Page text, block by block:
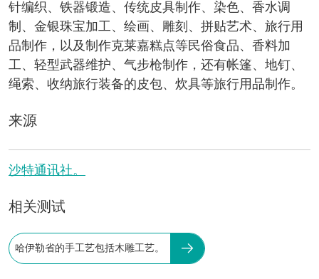
针编织、铁器锻造、传统皮具制作、染色、香水调
制、金银珠宝加工、绘画、雕刻、拼贴艺术、旅行用
品制作，以及制作克莱嘉糕点等民俗食品、香料加
工、轻型武器维护、气步枪制作，还有帐篷、地钉、
绳索、收纳旅行装备的皮包、炊具等旅行用品制作。
来源
沙特通讯社。
相关测试
哈伊勒省的手工艺包括木雕工艺。